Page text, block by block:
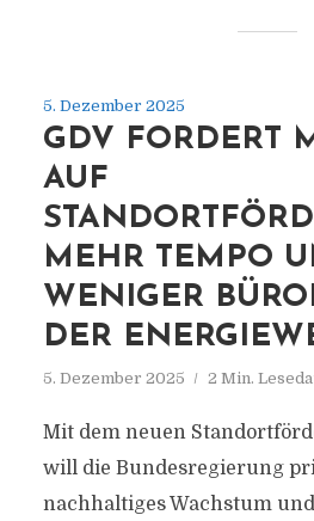
5. Dezember 2025
GDV FORDERT
AUF
MEHR TEMPO
WENIGER
DER
5. Dezember 2025 2 Min.
Mit dem neuen
will die Bundesregierung
nachhaltiges Wachstum